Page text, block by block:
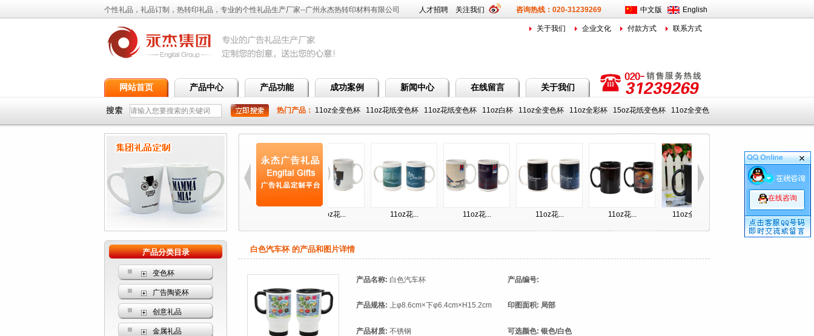
个性礼品，礼品订制，热转印礼品，专业的个性礼品生产厂家--广州永杰热转印材料有限公司 人才招聘 关注我们 咨询热线：020-31239269 中文版 English
关于我们 企业文化 付款方式 联系方式
网站首页 产品中心 产品功能 成功案例 新闻中心 在线留言 关于我们
热门产品： 11oz全变色杯 11oz花纸变色杯 11oz花纸变色杯 11oz白杯 11oz全变色杯 11oz全彩杯 15oz花纸变色杯 11oz全变色
11oz花... 11oz花... 11oz全变色杯 11oz全变色杯 11oz全变色杯 11oz全彩杯 11oz全变色杯
产品分类目录
变色杯
广告陶瓷杯
创意礼品
金属礼品
白色汽车杯 的产品和图片详情
产品名称: 白色汽车杯 产品编号:
产品规格: 上φ8.6cm×下φ6.4cm×H15.2cm 印图面积: 局部
产品材质: 不锈钢 可选颜色: 银色/白色
在线咨询